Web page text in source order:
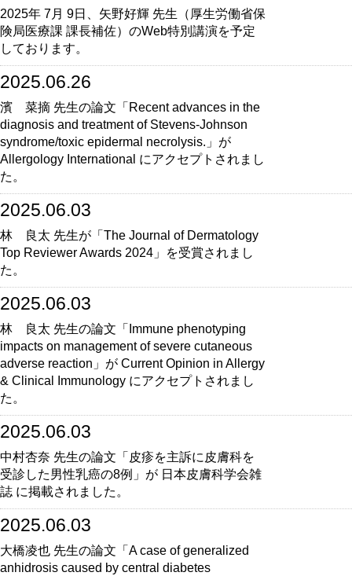
2025年 7月 9日、矢野好輝 先生（厚生労働省保
険局医療課 課長補佐）のWeb特別講演を予定
しております。
2025.06.26
濱 菜摘 先生の論文「Recent advances in the
diagnosis and treatment of Stevens-Johnson
syndrome/toxic epidermal necrolysis.」が
Allergology International にアクセプトされまし
た。
2025.06.03
林 良太 先生が「The Journal of Dermatology
Top Reviewer Awards 2024」を受賞されまし
た。
2025.06.03
林 良太 先生の論文「Immune phenotyping
impacts on management of severe cutaneous
adverse reaction」が Current Opinion in Allergy
& Clinical Immunology にアクセプトされまし
た。
2025.06.03
中村杏奈 先生の論文「皮疹を主訴に皮膚科を
受診した男性乳癌の8例」が 日本皮膚科学会雑
誌 に掲載されました。
2025.06.03
大橋凌也 先生の論文「A case of generalized
anhidrosis caused by central diabetes